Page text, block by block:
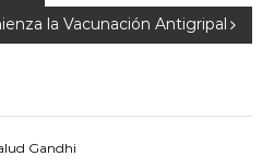
la Vacunación Antigripal
Gandhi